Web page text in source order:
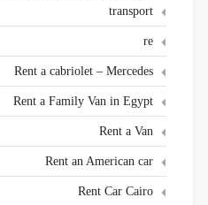
transport
re
Rent a cabriolet – Mercedes
Rent a Family Van in Egypt
Rent a Van
Rent an American car
Rent Car Cairo